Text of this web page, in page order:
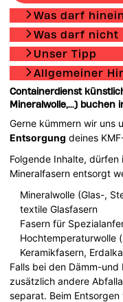
Was darf hinein
Was darf nicht
Unser Tipp
Allgemeiner
Containerdienst
Mineralwolle,...) buchen
Gerne kümmern wir uns
Entsorgung deines
Folgende Inhalte,
Mineralfasern entsorgt
Mineralwolle (Glas-,
textile Glasfasern
Fasern für
Hochtemperaturwolle
Keramikfasern,
Falls bei den Dämm-
zusätzlich andere
separat. Beim